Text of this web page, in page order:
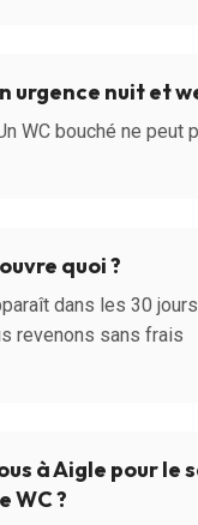
urgence nuit et
WC bouché ne peut
quoi ?
dans les 30
revenons sans frais
à Aigle pour le
WC ?